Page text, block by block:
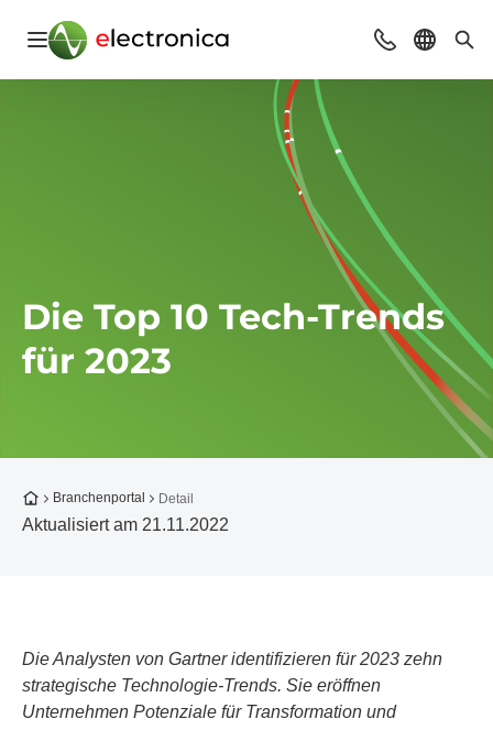
Navigation öffnen Beratung &
Sprache
Die Top 10 Tech-Trends
für 2023
Zur Startseite
Branchenportal Detail
Aktualisiert am 21.11.2022
Die Analysten von Gartner identifizieren für 2023 zehn
strategische Technologie-Trends. Sie eröffnen
Unternehmen Potenziale für Transformation und